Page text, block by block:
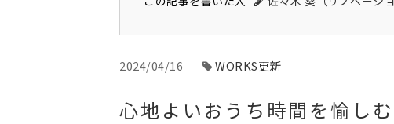
2024/04/16 WORKS更新
心地よいおうち時間を愉し